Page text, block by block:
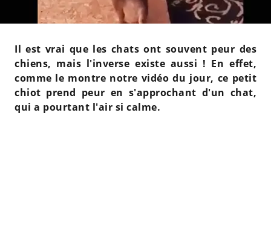
Il est vrai que les chats ont souvent peur des
chiens, mais l'inverse existe aussi ! En effet,
comme le montre notre vidéo du jour, ce petit
chiot prend peur en s'approchant d'un chat,
qui a pourtant l'air si calme.